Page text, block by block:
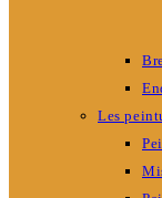
Les